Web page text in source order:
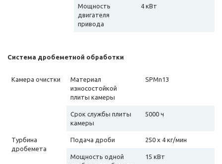
Мощность
двигателя
привода
4 кВт
Система дробеметной обработки
Камера очистки
Материал
износостойкой
плиты камеры
SPMn13
Срок службы плиты
камеры
5000 ч
Турбина
дробемета
Подача дроби 250 х 4 кг/мин
Мощность одной
15 кВт